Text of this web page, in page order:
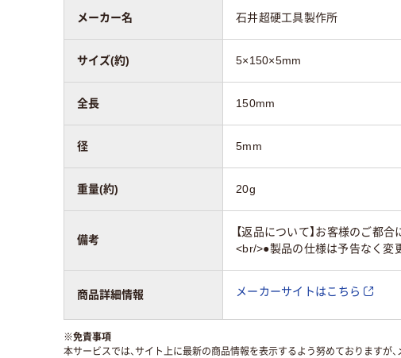
メーカー名 石井超硬工具製作所
サイズ(約) 5×150×5mm
全長 150mm
径 5mm
重量(約) 20g
備考
【返品について】お客様のご都
<br/>●製品の仕様は予告なく変
商品詳細情報 メーカーサイトはこちら
※免責事項
本サービスでは、サイト上に最新の商品情報を表示するよう努めておりますが、